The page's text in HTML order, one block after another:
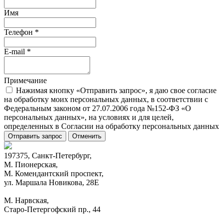
Имя
Телефон *
E-mail *
Примечание
Нажимая кнопку «Отправить запрос», я даю свое согласие
на обработку моих персональных данных, в соответствии с
Федеральным законом от 27.07.2006 года №152-ФЗ «О
персональных данных», на условиях и для целей,
определенных в Согласии на обработку персональных данных
Отправить запрос Отменить
197375, Санкт-Петербург,
М. Пионерская,
М. Комендантский проспект,
ул. Маршала Новикова, 28Е
М. Нарвская,
Старо-Петергофский пр., 44